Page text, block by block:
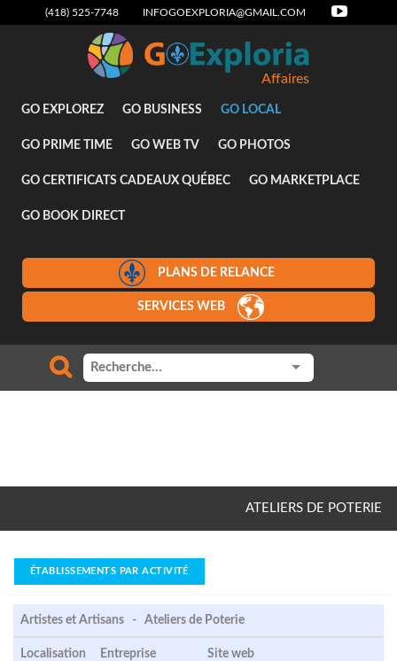
(418) 525-7748 INFOGOEXPLORIA@GMAIL.COM
Affaires
GO EXPLOREZ GO BUSINESS GO LOCAL
GO PRIME TIME GO WEB TV GO PHOTOS
GO CERTIFICATS CADEAUX QUÉBEC GO MARKETPLACE
GO BOOK DIRECT
PLANS DE RELANCE
SERVICES WEB
ATELIERS DE POTERIE
ÉTABLISSEMENTS PAR ACTIVITÉ
Artistes et Artisans - Ateliers de Poterie
Localisation Entreprise Site web